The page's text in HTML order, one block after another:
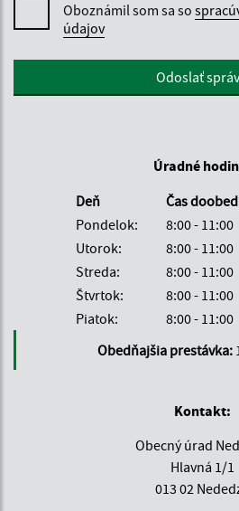
Oboznámil som sa so
údajov
Google reCaptcha ResponseOdoslať
Úradné
Deň
Čas
Pondelok:
8:00 - 11:00
Utorok:
8:00 - 11:00
Streda:
8:00 - 11:00
Štvrtok:
8:00 - 11:00
Piatok:
8:00 - 11:00
Obedňajšia prestávka:
Kontakt:
Obecný úrad
Hlavná 1/1
013 02